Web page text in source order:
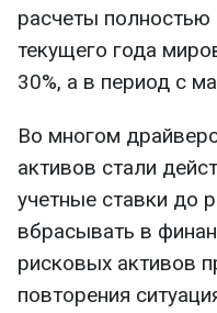
расчеты полностью
текущего года
30%, а в период с
Во многом
активов стали
учетные ставки до
вбрасывать в
рисковых активов
повторения